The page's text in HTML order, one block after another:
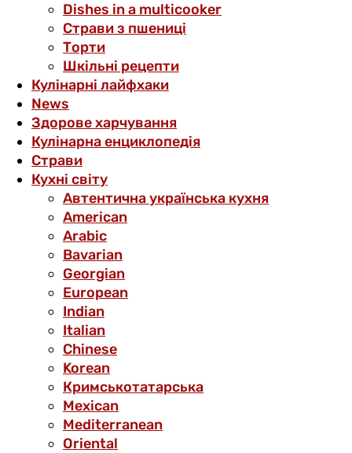
Dishes in a multicooker
Страви з пшениці
Торти
Шкільні рецепти
Кулінарні лайфхаки
News
Здорове харчування
Кулінарна енциклопедія
Страви
Кухні світу
Автентична українська кухня
American
Arabic
Bavarian
Georgian
European
Indian
Italian
Chinese
Korean
Кримськотатарська
Mexican
Mediterranean
Oriental